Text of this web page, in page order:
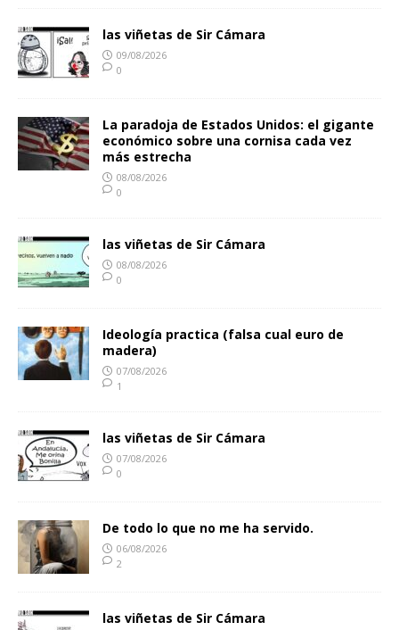
las viñetas de Sir Cámara
09/08/2026
0
La paradoja de Estados Unidos: el gigante
económico sobre una cornisa cada vez
más estrecha
08/08/2026
0
las viñetas de Sir Cámara
08/08/2026
0
Ideología practica (falsa cual euro de
madera)
07/08/2026
1
las viñetas de Sir Cámara
07/08/2026
0
De todo lo que no me ha servido.
06/08/2026
2
las viñetas de Sir Cámara